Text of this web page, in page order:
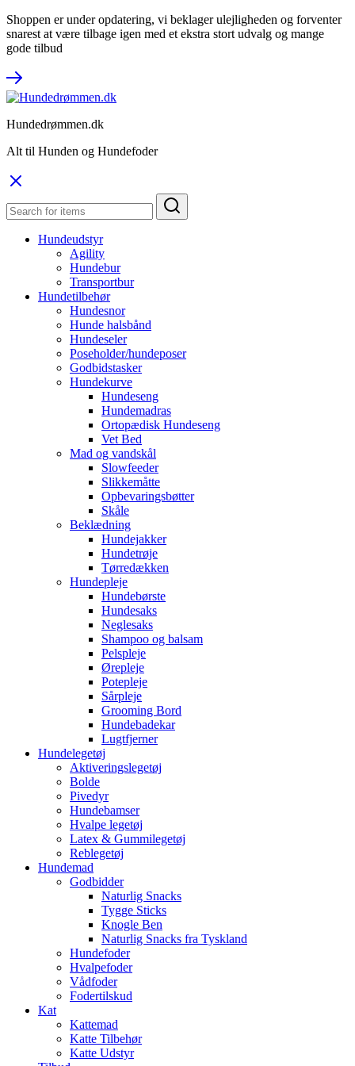
Shoppen er under opdatering, vi beklager ulejligheden og forventer
snarest at være tilbage igen med et ekstra stort udvalg og mange
gode tilbud
Hundedrømmen.dk
Alt til Hunden og Hundefoder
Hundeudstyr
Agility
Hundebur
Transportbur
Hundetilbehør
Hundesnor
Hunde halsbånd
Hundeseler
Poseholder/hundeposer
Godbidstasker
Hundekurve
Hundeseng
Hundemadras
Ortopædisk Hundeseng
Vet Bed
Mad og vandskål
Slowfeeder
Slikkemåtte
Opbevaringsbøtter
Skåle
Beklædning
Hundejakker
Hundetrøje
Tørredækken
Hundepleje
Hundebørste
Hundesaks
Neglesaks
Shampoo og balsam
Pelspleje
Ørepleje
Potepleje
Sårpleje
Grooming Bord
Hundebadekar
Lugtfjerner
Hundelegetøj
Aktiveringslegetøj
Bolde
Pivedyr
Hundebamser
Hvalpe legetøj
Latex & Gummilegetøj
Reblegetøj
Hundemad
Godbidder
Naturlig Snacks
Tygge Sticks
Knogle Ben
Naturlig Snacks fra Tyskland
Hundefoder
Hvalpefoder
Vådfoder
Fodertilskud
Kat
Kattemad
Katte Tilbehør
Katte Udstyr